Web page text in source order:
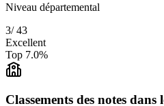
Niveau départemental
3/43
Excellent
Top 7.0%
Classements des notes dans